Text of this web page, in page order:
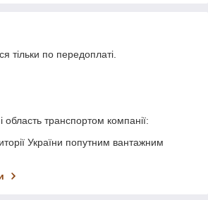
тільки по передоплаті.
область транспортом компанії:
України попутним вантажним